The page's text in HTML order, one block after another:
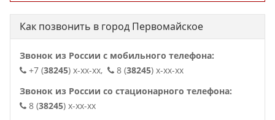
Как позвонить в город Первомайское
Звонок из России с мобильного телефона:
+7 (38245) x-xx-xx, 8 (38245) x-xx-xx
Звонок из России со стационарного телефона:
8 (38245) x-xx-xx